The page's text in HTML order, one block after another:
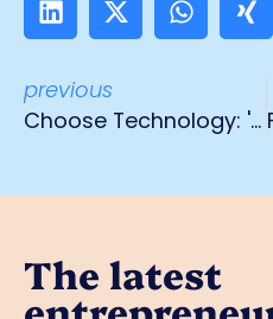
previous
Choose Technology: 'Those who do not join now will be outside society in five years'
The latest